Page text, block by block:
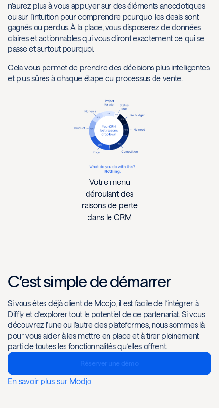
n’aurez plus à vous appuyer sur des éléments anecdotiques
ou sur l’intuition pour comprendre pourquoi les deals sont
gagnés ou perdus. À la place, vous disposerez de données
claires et actionnables qui vous diront exactement ce qui se
passe et surtout pourquoi.
Cela vous permet de prendre des décisions plus intelligentes
et plus sûres à chaque étape du processus de vente.
Votre menu
déroulant des
raisons de perte
dans le CRM
C’est simple de démarrer
Si vous êtes déjà client de Modjo, il est facile de l’intégrer à
Diffly et d’explorer tout le potentiel de ce partenariat. Si vous
découvrez l’une ou l’autre des plateformes, nous sommes là
pour vous aider à les mettre en place et à tirer pleinement
parti de toutes les fonctionnalités qu’elles offrent.
Réserver une démo
En savoir plus sur Modjo